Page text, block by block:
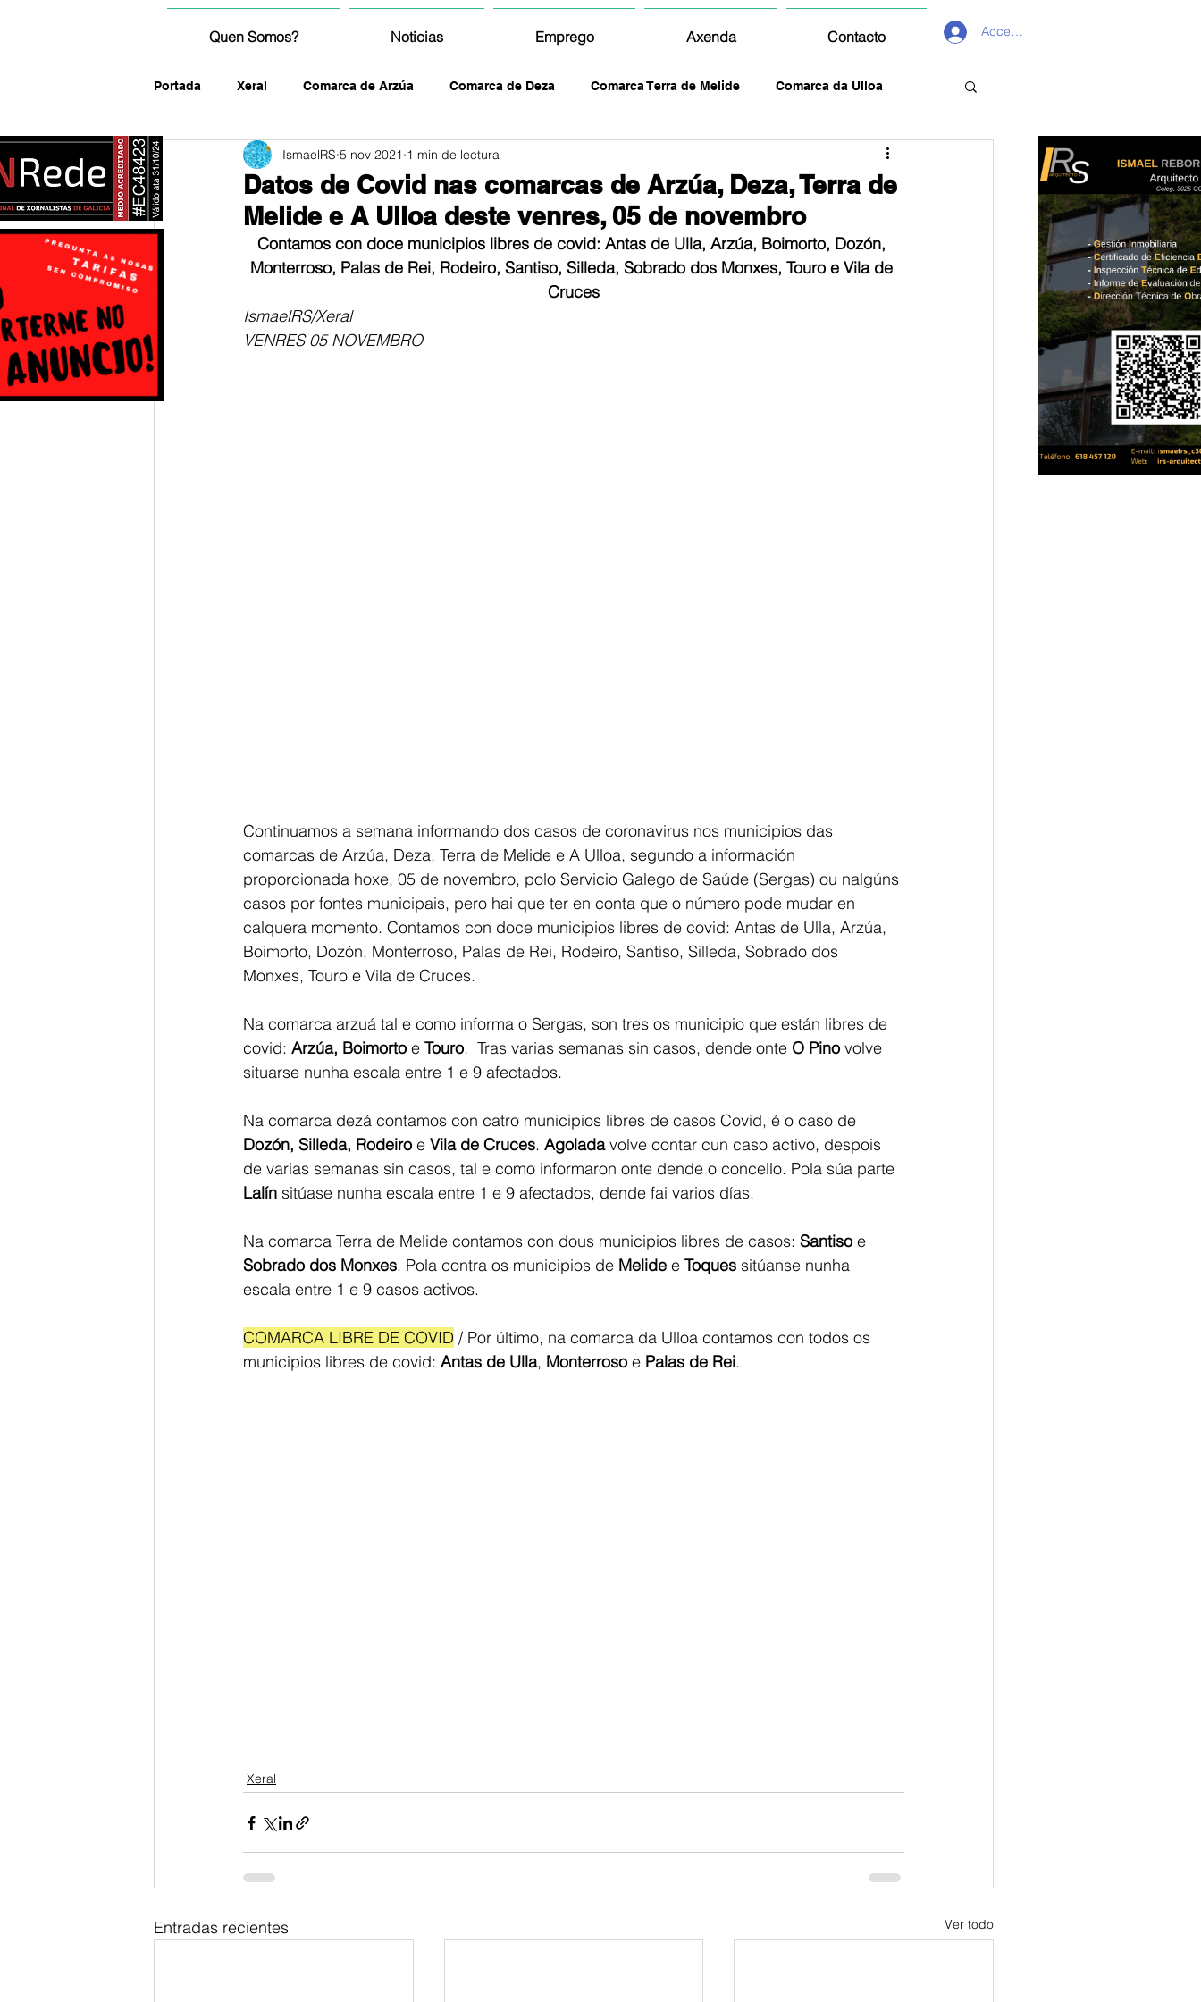
Quen Somos? Noticias Emprego Axenda Contacto Acceder
Portada Xeral Comarca de Arzúa Comarca de Deza Comarca Terra de Melide Comarca da Ulloa
fotografía
Datos de Covid nas comarcas de Arzúa, Deza, Terra de
Melide e A Ulloa deste venres, 05 de novembro
IsmaelRS 5 nov 2021 1 min de lectura
Contamos con doce municipios libres de covid: Antas de Ulla, Arzúa, Boimorto, Dozón,
Monterroso, Palas de Rei, Rodeiro, Santiso, Silleda, Sobrado dos Monxes, Touro e Vila de
Cruces
IsmaelRS/Xeral
VENRES 05 NOVEMBRO
Continuamos a semana informando dos casos de coronavirus nos municipios das
comarcas de Arzúa, Deza, Terra de Melide e A Ulloa, segundo a información
proporcionada hoxe, 05 de novembro, polo Servicio Galego de Saúde (Sergas) ou nalgúns
casos por fontes municipais, pero hai que ter en conta que o número pode mudar en
calquera momento. Contamos con doce municipios libres de covid: Antas de Ulla, Arzúa,
Boimorto, Dozón, Monterroso, Palas de Rei, Rodeiro, Santiso, Silleda, Sobrado dos
Monxes, Touro e Vila de Cruces.
Na comarca arzuá tal e como informa o Sergas, son tres os municipio que están libres de
covid: Arzúa, Boimorto e Touro.  Tras varias semanas sin casos, dende onte O Pino volve
situarse nunha escala entre 1 e 9 afectados.
Na comarca dezá contamos con catro municipios libres de casos Covid, é o caso de
Dozón, Silleda, Rodeiro e Vila de Cruces. Agolada volve contar cun caso activo, despois
de varias semanas sin casos, tal e como informaron onte dende o concello. Pola súa parte
Lalín sitúase nunha escala entre 1 e 9 afectados, dende fai varios días.
Na comarca Terra de Melide contamos con dous municipios libres de casos: Santiso e
Sobrado dos Monxes. Pola contra os municipios de Melide e Toques sitúanse nunha
escala entre 1 e 9 casos activos.
COMARCA LIBRE DE COVID / Por último, na comarca da Ulloa contamos con todos os
municipios libres de covid: Antas de Ulla, Monterroso e Palas de Rei.
Xeral
Entradas recientes Ver todo